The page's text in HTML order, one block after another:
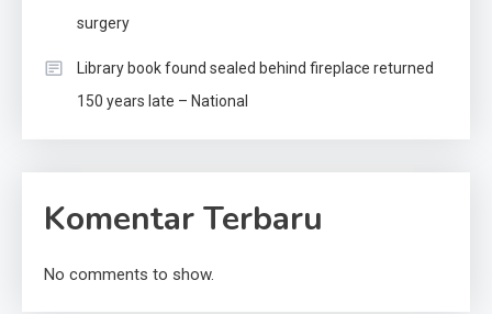
surgery
Library book found sealed behind fireplace returned
150 years late – National
Komentar Terbaru
No comments to show.